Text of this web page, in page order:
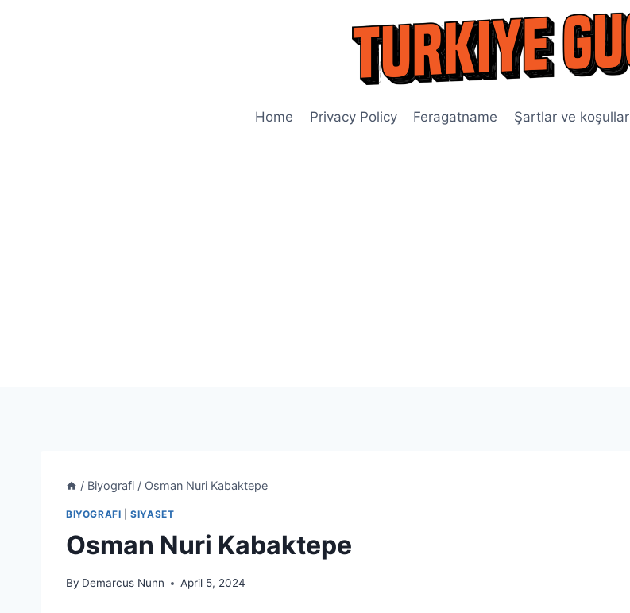
Home Privacy Policy Feragatname Şartlar ve koşullar
/ Biyografi / Osman Nuri Kabaktepe
BIYOGRAFI |SIYASET
Osman Nuri Kabaktepe
By Demarcus Nunn April 5, 2024